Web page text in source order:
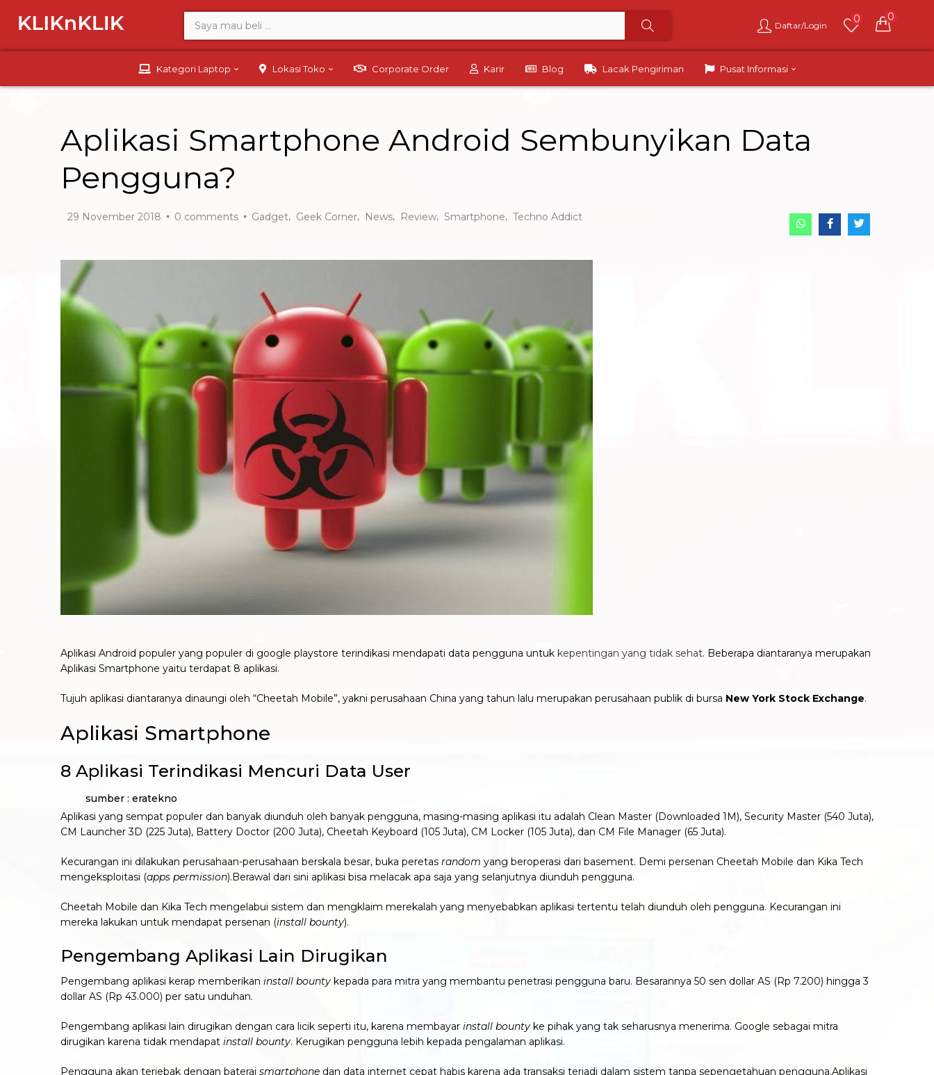
Daftar/Login
0 0
Kategori Laptop Lokasi Toko Corporate Order Karir Blog Lacak Pengiriman Pusat Informasi
Aplikasi Smartphone Android Sembunyikan Data
Pengguna?
29 November 2018 0 comments Gadget, Geek Corner, News, Review, Smartphone, Techno Addict
Aplikasi Android populer yang populer di google playstore terindikasi mendapati data pengguna untuk kepentingan yang tidak sehat. Beberapa diantaranya merupakan
Aplikasi Smartphone yaitu terdapat 8 aplikasi.
Tujuh aplikasi diantaranya dinaungi oleh “Cheetah Mobile”, yakni perusahaan China yang tahun lalu merupakan perusahaan publik di bursa New York Stock Exchange.
Aplikasi Smartphone
8 Aplikasi Terindikasi Mencuri Data User
sumber : eratekno
Aplikasi yang sempat populer dan banyak diunduh oleh banyak pengguna, masing-masing aplikasi itu adalah Clean Master (Downloaded 1M), Security Master (540 Juta),
CM Launcher 3D (225 Juta), Battery Doctor (200 Juta), Cheetah Keyboard (105 Juta), CM Locker (105 Juta), dan CM File Manager (65 Juta).
Kecurangan ini dilakukan perusahaan-perusahaan berskala besar, buka peretas random yang beroperasi dari basement. Demi persenan Cheetah Mobile dan Kika Tech
mengeksploitasi (apps permission).Berawal dari sini aplikasi bisa melacak apa saja yang selanjutnya diunduh pengguna.
Cheetah Mobile dan Kika Tech mengelabui sistem dan mengklaim merekalah yang menyebabkan aplikasi tertentu telah diunduh oleh pengguna. Kecurangan ini
mereka lakukan untuk mendapat persenan (install bounty).
Pengembang Aplikasi Lain Dirugikan
Pengembang aplikasi kerap memberikan install bounty kepada para mitra yang membantu penetrasi pengguna baru. Besarannya 50 sen dollar AS (Rp 7.200) hingga 3
dollar AS (Rp 43.000) per satu unduhan.
Pengembang aplikasi lain dirugikan dengan cara licik seperti itu, karena membayar install bounty ke pihak yang tak seharusnya menerima. Google sebagai mitra
dirugikan karena tidak mendapat install bounty. Kerugikan pengguna lebih kepada pengalaman aplikasi.
Pengguna akan terjebak dengan baterai smartphone dan data internet cepat habis karena ada transaksi terjadi dalam sistem tanpa sepengetahuan pengguna.Aplikasi